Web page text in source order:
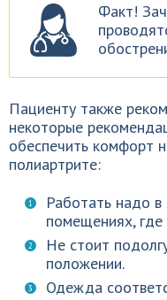
Факт!
Пациенту также
некоторые
обеспечить комфорт
полиартрите:
Работать надо
помещениях, где
Не стоит
положении.
Одежда